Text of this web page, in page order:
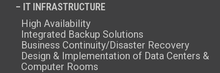
– IT INFRASTRUCTURE
High Availability
Integrated Backup Solutions
Business Continuity/Disaster Recovery
Design & Implementation of Data Centers &
Computer Rooms